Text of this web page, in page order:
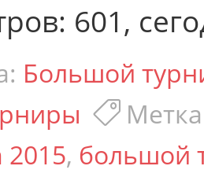
601,
Большой
2015, большой